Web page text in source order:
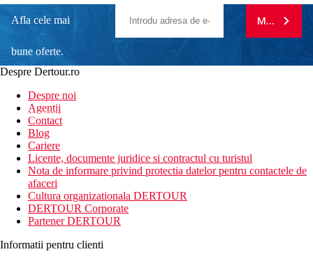
Afla cele mai
bune oferte.
newsletter!
MA
Despre Dertour.ro
Despre noi
Agentii
Contact
Blog
Cariere
Licente, documente juridice si contractul cu turistul
Nota de informare privind protectia datelor pentru contactele de
afaceri
Cultura organizationala DERTOUR
DERTOUR Corporate
Partener DERTOUR
Informatii pentru clienti